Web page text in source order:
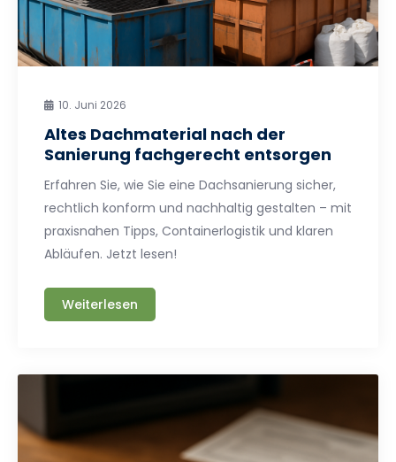
10. Juni 2026
Altes Dachmaterial nach der
Sanierung fachgerecht entsorgen
Erfahren Sie, wie Sie eine Dachsanierung sicher,
rechtlich konform und nachhaltig gestalten – mit
praxisnahen Tipps, Containerlogistik und klaren
Abläufen. Jetzt lesen!
Weiterlesen